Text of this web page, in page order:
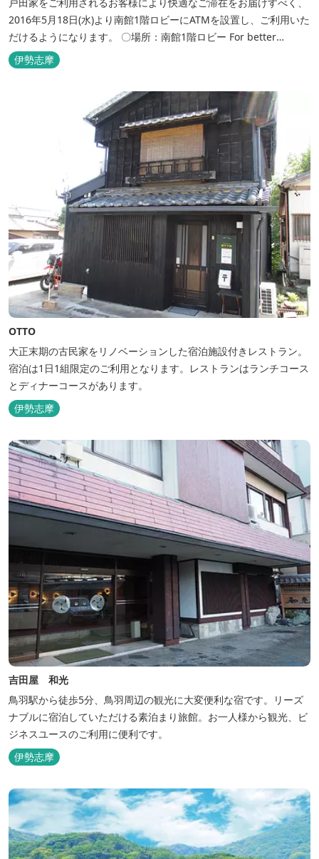
2016年5月18日(水)より南館1階ロビーにATMを設置し、ご利用いた
だけるようになります。 〇場所：南館1階ロビー For better
convenience, ATM Machine which includes cash dispenser will
be available at Todaya Hotel’s 1...
伊勢志摩
OTTO
大正末期の古民家をリノベーションした宿泊施設付きレストラン。
宿泊は1日1組限定のご利用となります。レストランはランチコース
とディナーコースがあります。
伊勢志摩
吉田屋 和光
鳥羽駅から徒歩5分、鳥羽周辺の観光に大変便利な宿です。リーズ
ナブルに宿泊していただける素泊まり旅館。お一人様から観光、ビ
ジネスユースのご利用に便利です。
伊勢志摩